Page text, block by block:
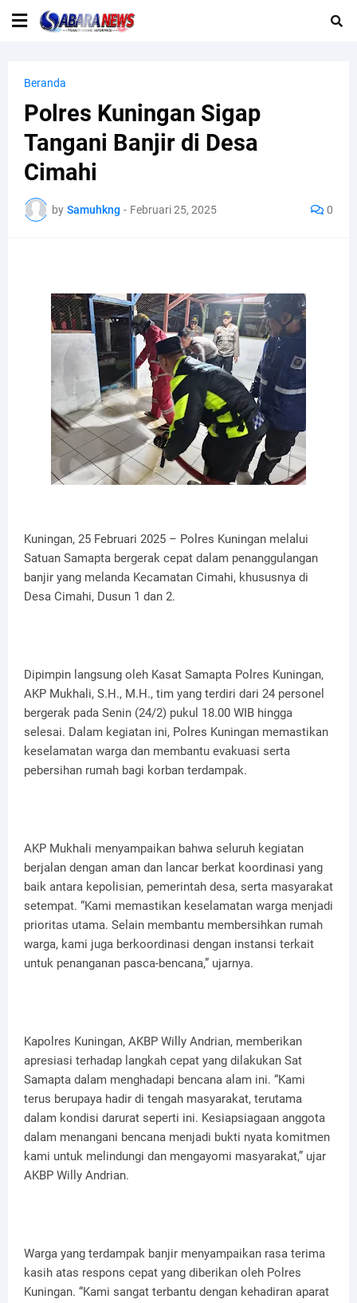
Beranda
Polres Kuningan Sigap
Tangani Banjir di Desa
Cimahi
by Samuhkng - Februari 25, 2025 0
Kuningan, 25 Februari 2025 – Polres Kuningan melalui
Satuan Samapta bergerak cepat dalam penanggulangan
banjir yang melanda Kecamatan Cimahi, khususnya di
Desa Cimahi, Dusun 1 dan 2.
Dipimpin langsung oleh Kasat Samapta Polres Kuningan,
AKP Mukhali, S.H., M.H., tim yang terdiri dari 24 personel
bergerak pada Senin (24/2) pukul 18.00 WIB hingga
selesai. Dalam kegiatan ini, Polres Kuningan memastikan
keselamatan warga dan membantu evakuasi serta
pebersihan rumah bagi korban terdampak.
AKP Mukhali menyampaikan bahwa seluruh kegiatan
berjalan dengan aman dan lancar berkat koordinasi yang
baik antara kepolisian, pemerintah desa, serta masyarakat
setempat. “Kami memastikan keselamatan warga menjadi
prioritas utama. Selain membantu membersihkan rumah
warga, kami juga berkoordinasi dengan instansi terkait
untuk penanganan pasca-bencana,” ujarnya.
Kapolres Kuningan, AKBP Willy Andrian, memberikan
apresiasi terhadap langkah cepat yang dilakukan Sat
Samapta dalam menghadapi bencana alam ini. “Kami
terus berupaya hadir di tengah masyarakat, terutama
dalam kondisi darurat seperti ini. Kesiapsiagaan anggota
dalam menangani bencana menjadi bukti nyata komitmen
kami untuk melindungi dan mengayomi masyarakat,” ujar
AKBP Willy Andrian.
Warga yang terdampak banjir menyampaikan rasa terima
kasih atas respons cepat yang diberikan oleh Polres
Kuningan. “Kami sangat terbantu dengan kehadiran aparat